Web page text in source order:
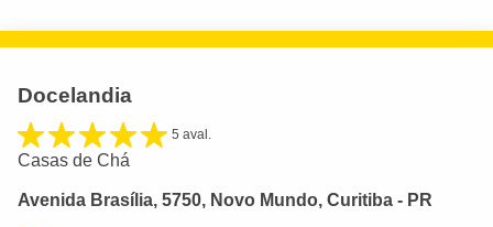
Docelandia
5 aval.
Casas de Chá
Avenida Brasília, 5750, Novo Mundo, Curitiba - PR